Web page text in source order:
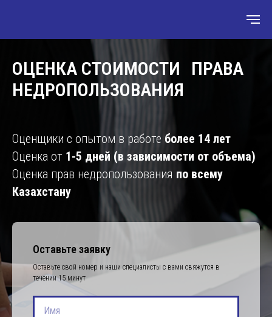
ОЦЕНКА СТОИМОСТИ ПРАВА
НЕДРОПОЛЬЗОВАНИЯ
Оценщики с опытом в работе более 14 лет
Оценка от 1-5 дней (в зависимости от объема)
Оценка прав недропользования по всему
Казахстану
Оставьте заявку
Оставьте свой номер и наши специалисты с вами свяжутся в
течении 15 минут
Имя